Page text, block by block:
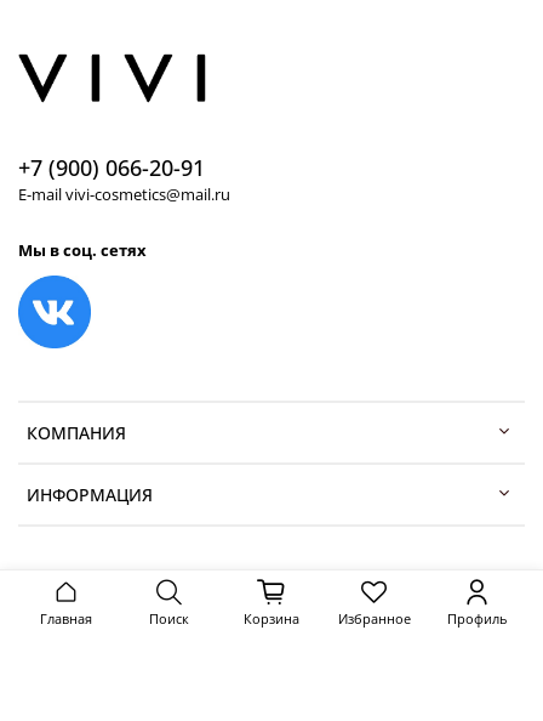
КОМПАНИЯ
ИНФОРМАЦИЯ
+7 (900) 066-20-91
E-mail vivi-cosmetics@mail.ru
Мы в соц. сетях
Главная Поиск Корзина Избранное Профиль